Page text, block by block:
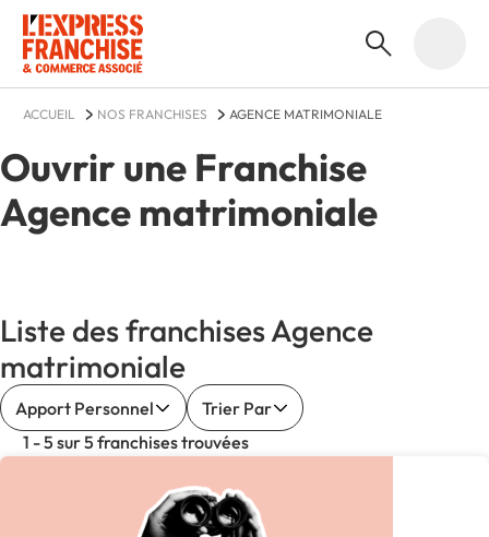
ACCUEIL NOS FRANCHISES AGENCE MATRIMONIALE
Ouvrir une Franchise
Agence matrimoniale
Liste des franchises Agence
matrimoniale
Apport Personnel
Trier Par
1 - 5 sur 5 franchises trouvées